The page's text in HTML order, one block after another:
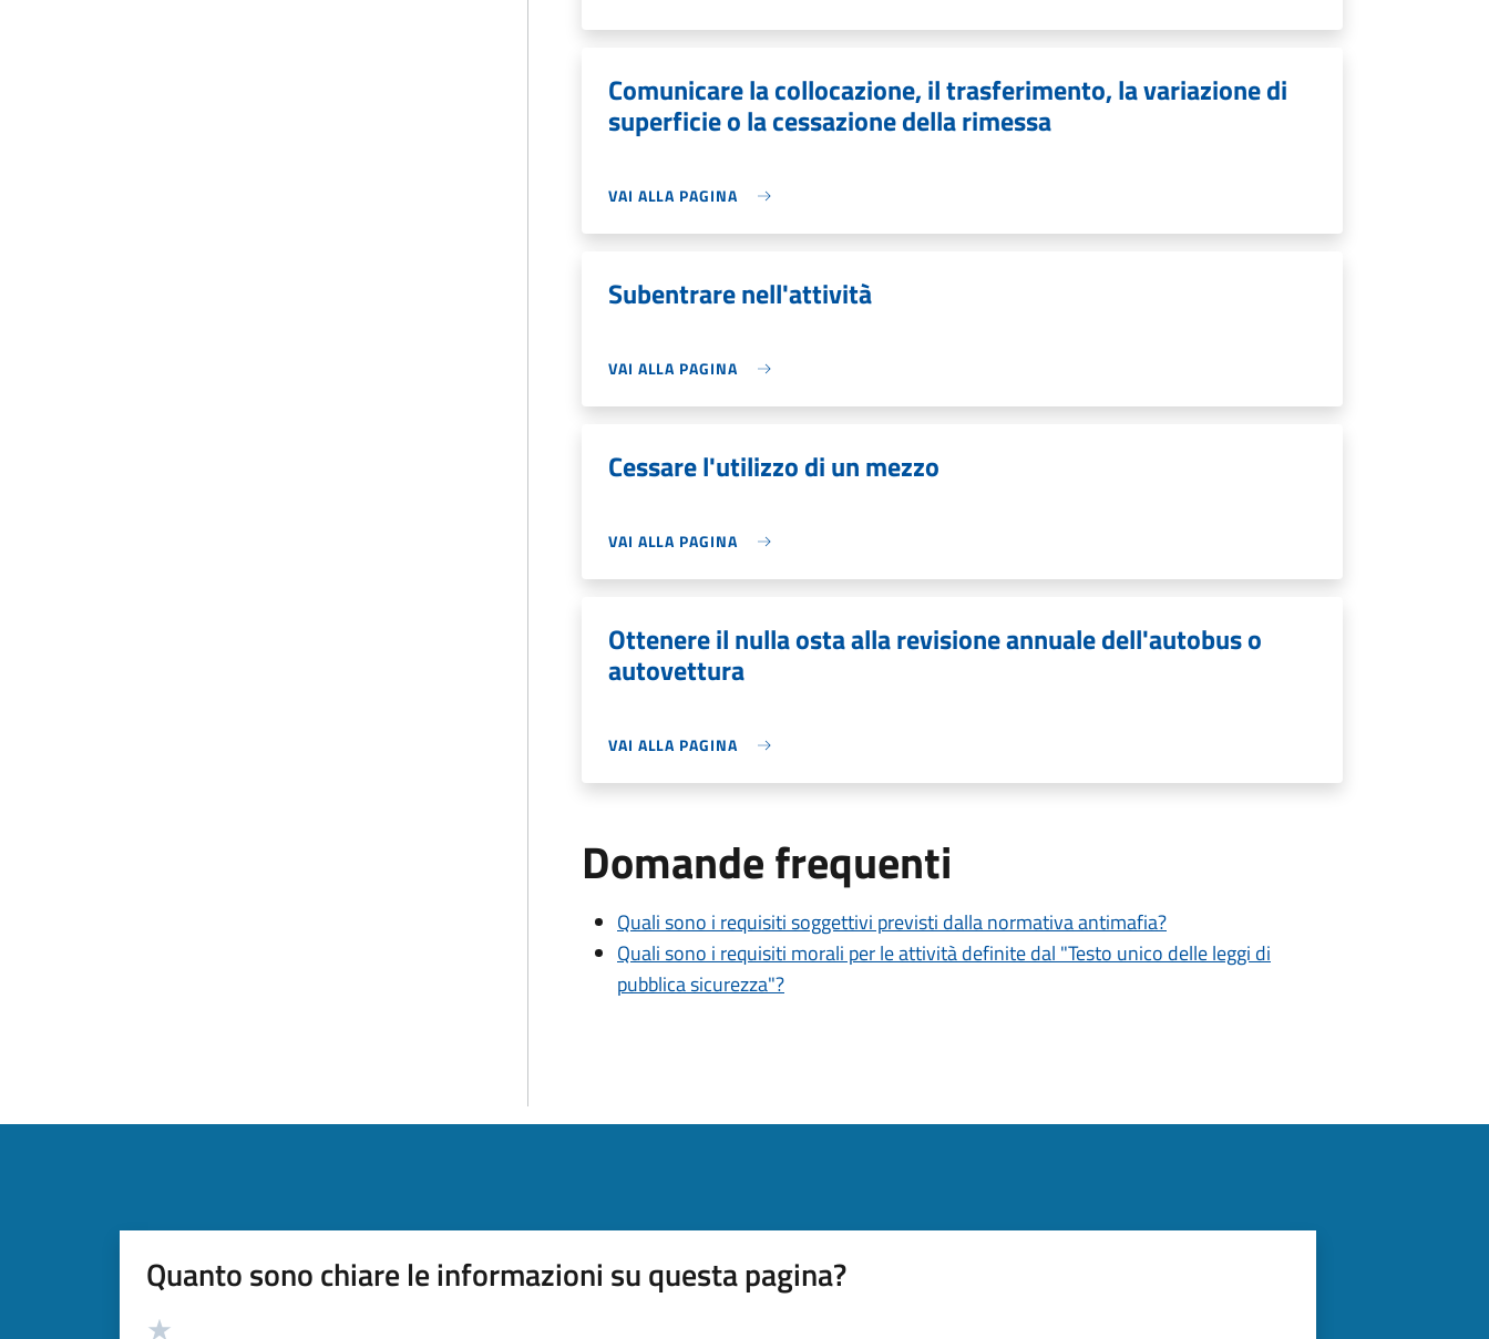
Comunicare la collocazione, il trasferimento, la variazione di
superficie o la cessazione della rimessa
VAI ALLA PAGINA
Subentrare nell'attività
VAI ALLA PAGINA
Cessare l'utilizzo di un mezzo
VAI ALLA PAGINA
Ottenere il nulla osta alla revisione annuale dell'autobus o
autovettura
VAI ALLA PAGINA
Domande frequenti
Quali sono i requisiti soggettivi previsti dalla normativa antimafia?
Quali sono i requisiti morali per le attività definite dal "Testo unico delle leggi di
pubblica sicurezza"?
Quanto sono chiare le informazioni su questa pagina?
Valutazione